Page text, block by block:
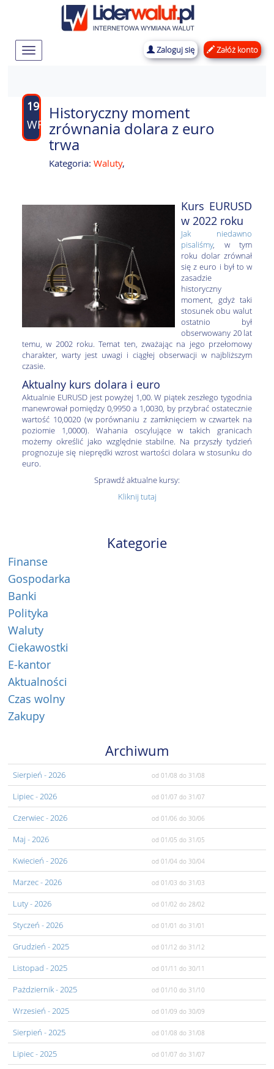
Rozwiń
nawigację
Zaloguj się Załóż konto
19
WRZ
Historyczny moment
zrównania dolara z euro
trwa
Kategoria:Waluty,
Kurs EURUSD
w 2022 roku
Jak niedawno
pisaliśmy, w tym
roku dolar zrównał
się z euro i był to w
zasadzie
historyczny
moment, gdyż taki
stosunek obu walut
ostatnio był
obserwowany 20 lat
temu, w 2002 roku. Temat ten, zważając na jego przełomowy
charakter, warty jest uwagi i ciągłej obserwacji w najbliższym
czasie.
Aktualny kurs dolara i euro
Aktualnie EURUSD jest powyżej 1,00. W piątek zeszłego tygodnia
manewrował pomiędzy 0,9950 a 1,0030, by przybrać ostatecznie
wartość 10,0020 (w porównaniu z zamknięciem w czwartek na
poziomie 1,0000). Wahania oscylujące w takich granicach
możemy określić jako względnie stabilne. Na przyszły tydzień
prognozuje się nieprędki wzrost wartości dolara w stosunku do
euro.
Sprawdź aktualne kursy:
Kliknij tutaj
Kategorie
Finanse
Gospodarka
Banki
Polityka
Waluty
Ciekawostki
E-kantor
Aktualności
Czas wolny
Zakupy
Archiwum
Sierpień - 2026 od 01/08 do 31/08
Lipiec- 2026 od 01/07 do 31/07
Czerwiec- 2026 od 01/06 do 30/06
Maj - 2026 od 01/05 do 31/05
Kwiecień - 2026 od 01/04 do 30/04
Marzec- 2026 od 01/03 do 31/03
Luty- 2026 od 01/02 do 28/02
Styczeń - 2026 od 01/01 do 31/01
Grudzień - 2025 od 01/12 do 31/12
Listopad - 2025 od 01/11 do 30/11
Pażdziernik- 2025 od 01/10 do 31/10
Wrzesień - 2025 od 01/09 do 30/09
Sierpień - 2025 od 01/08 do 31/08
Lipiec- 2025 od 01/07 do 31/07